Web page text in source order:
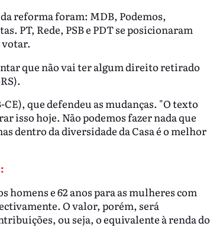
reforma foram: MDB, Podemos,
PT, Rede, PSB e PDT se posicionaram
votar.
que não vai ter algum direito retirado
que defendeu as mudanças. "O texto
isso hoje. Não podemos fazer nada que
dentro da diversidade da Casa é o melhor
homens e 62 anos para as mulheres com
O valor, porém, será
ou seja, o equivalente à renda do